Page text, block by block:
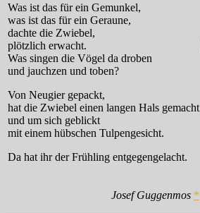
Was ist das für ein Gemunkel,
was ist das für ein Geraune,
dachte die Zwiebel,
plötzlich erwacht.
Was singen die Vögel da droben
und jauchzen und toben?
Von Neugier gepackt,
hat die Zwiebel einen langen Hals gemacht
und um sich geblickt
mit einem hübschen Tulpengesicht.
Da hat ihr der Frühling entgegengelacht.
Josef Guggenmos *